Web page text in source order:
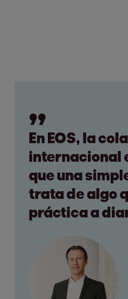
En EOS, la
internacional
que una
trata de algo
práctica a